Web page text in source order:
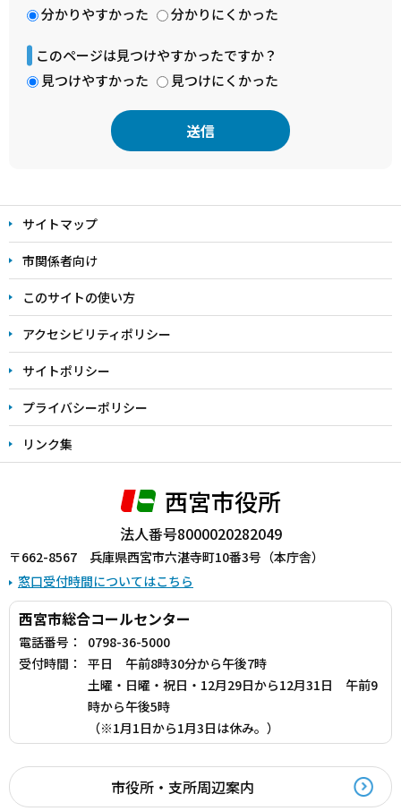
分かりやすかった
分かりにくかった
このページは見つけやすかったですか？
見つけやすかった
見つけにくかった
文
こ
こ
ま
で
サイトマップ
市関係者向け
このサイトの使い方
アクセシビリティポリシー
サイトポリシー
プライバシーポリシー
リンク集
西宮市役所
法人番号8000020282049
〒662-8567 兵庫県西宮市六湛寺町10番3号（本庁舎）
窓口受付時間についてはこちら
西宮市総合コールセンター
電話番号：
0798-36-5000
受付時間：
平日 午前8時30分から午後7時
土曜・日曜・祝日・12月29日から12月31日 午前9
時から午後5時
（※1月1日から1月3日は休み。）
市役所・支所周辺案内